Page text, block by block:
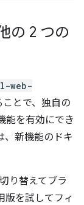
の 2 つの
web-
とで、独自の
能を有効にでき
、新機能のドキ
り替えてブラ
版を試してフィ